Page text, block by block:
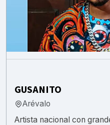
GUSANITO
Arévalo
Artista nacional con